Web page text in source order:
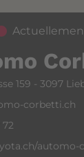
159 - 3097
corbetti.ch
72